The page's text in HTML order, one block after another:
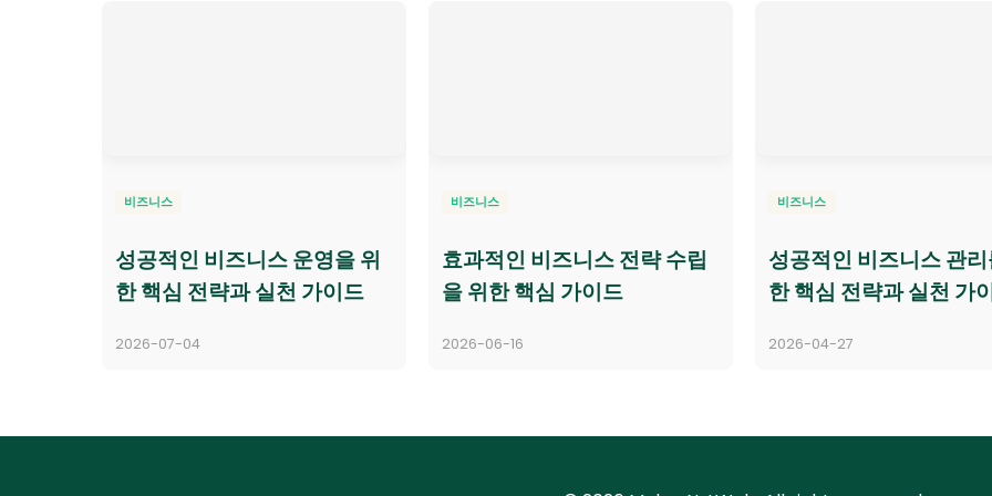
비즈니스
성공적인 비즈니스 운영을 위
한 핵심 전략과 실천 가이드
2026-07-04
비즈니스
효과적인 비즈니스 전략 수립
을 위한 핵심 가이드
2026-06-16
비즈니스
성공적인 비즈니스 관리
한 핵심 전략과 실천 가
2026-04-27